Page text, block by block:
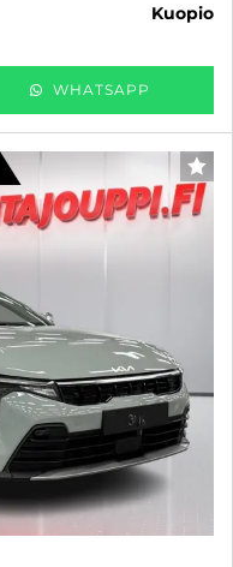
kuopio
WHATSAPP